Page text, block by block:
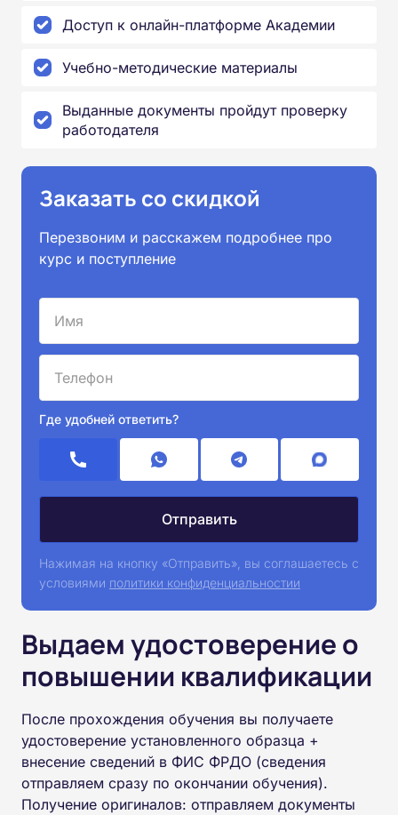
Доступ к онлайн-платформе Академии
Учебно-методические материалы
Выданные документы пройдут проверку
работодателя
Заказать со скидкой
Перезвоним и расскажем подробнее про
курс и поступление
Где удобней ответить?
Нажимая на кнопку «Отправить», вы соглашаетесь с
условиями политики конфиденциальностии
Выдаем удостоверение о
повышении квалификации
После прохождения обучения вы получаете
удостоверение установленного образца +
внесение сведений в ФИС ФРДО (сведения
отправляем сразу по окончании обучения).
Получение оригиналов: отправляем документы